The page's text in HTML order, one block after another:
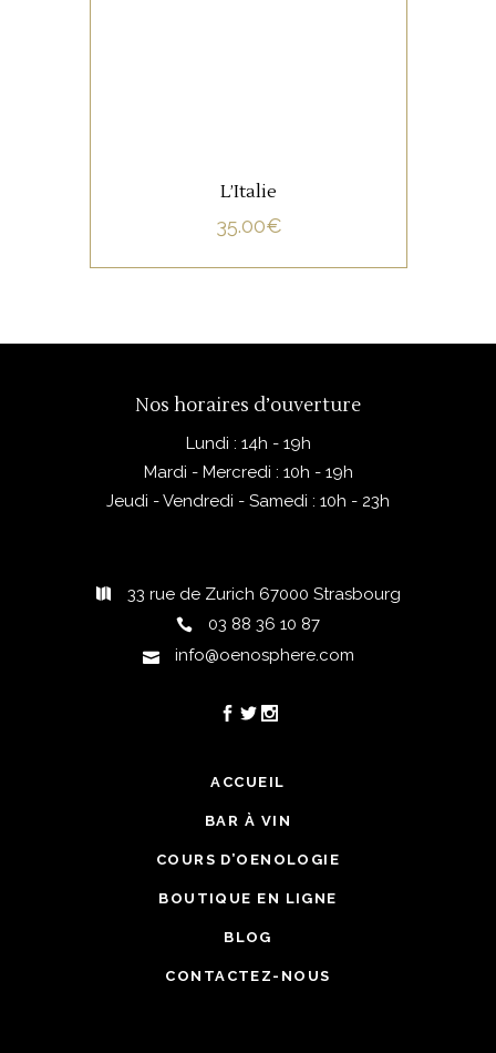
L’Italie
35.00€
Nos horaires d’ouverture
Lundi : 14h - 19h
Mardi - Mercredi : 10h - 19h
Jeudi - Vendredi - Samedi : 10h - 23h
33 rue de Zurich 67000 Strasbourg
03 88 36 10 87
info@oenosphere.com
ACCUEIL
BAR À VIN
COURS D’OENOLOGIE
BOUTIQUE EN LIGNE
BLOG
CONTACTEZ-NOUS